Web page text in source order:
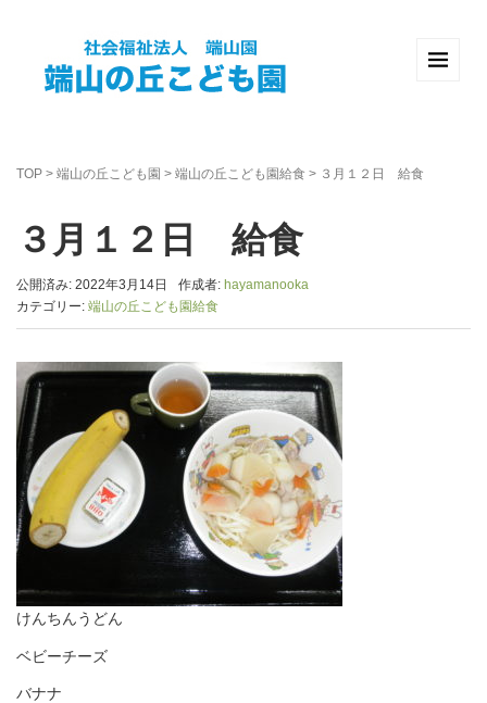
TOP > 端山の丘こども園 > 端山の丘こども園給食 > ３月１２日 給食
３月１２日 給食
公開済み: 2022年3月14日 作成者: hayamanooka
カテゴリー: 端山の丘こども園給食
けんちんうどん
ベビーチーズ
バナナ